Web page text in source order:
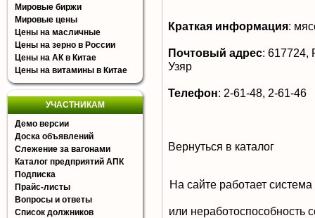
Мировые биржи
Мировые цены
Цены на масличные
Цены на зерно в России
Цены на АК в Китае
Цены на витамины в Китае
УЧАСТНИКАМ
Демо версии
Доска объявлений
Слежение за вагонами
Каталог предприятий АПК
Подписка
Прайс-листы
Вопросы и ответы
Список должников
Краткая информация:
Почтовый адрес: 617724,
Узяр
Телефон: 2-61-48, 2-61-46
Вернуться в каталог
На сайте работает
или неработоспособность